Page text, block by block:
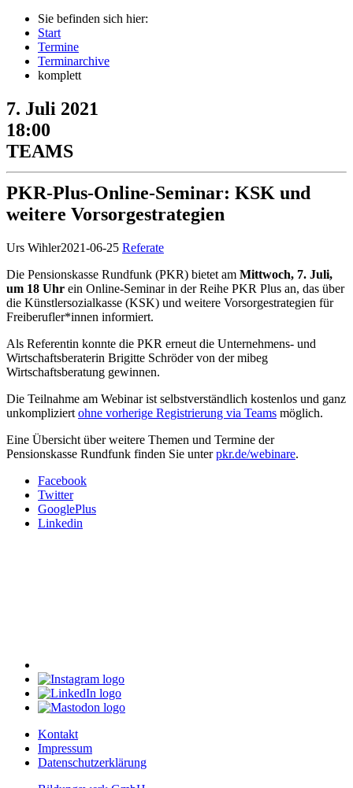
Sie befinden sich hier:
Start
Termine
Terminarchive
komplett
7. Juli 2021
18:00
TEAMS
PKR-Plus-Online-Seminar: KSK und
weitere Vorsorgestrategien
Urs Wihler2021-06-25 Referate
Die Pensionskasse Rundfunk (PKR) bietet am Mittwoch, 7. Juli,
um 18 Uhr ein Online-Seminar in der Reihe PKR Plus an, das über
die Künstlersozialkasse (KSK) und weitere Vorsorgestrategien für
Freiberufler*innen informiert.
Als Referentin konnte die PKR erneut die Unternehmens- und
Wirtschaftsberaterin Brigitte Schröder von der mibeg
Wirtschaftsberatung gewinnen.
Die Teilnahme am Webinar ist selbstverständlich kostenlos und ganz
unkompliziert ohne vorherige Registrierung via Teams möglich.
Eine Übersicht über weitere Themen und Termine der
Pensionskasse Rundfunk finden Sie unterpkr.de/webinare.
Facebook
Twitter
GooglePlus
Linkedin
Kontakt
Impressum
Datenschutzerklärung